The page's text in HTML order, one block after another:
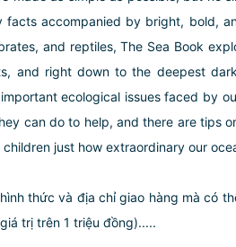
accompanied by bright, bold,
and reptiles, The Sea Book
and right down to the deepest
ecological issues faced by
can do to help, and there are tips
just how extraordinary our
thức và địa chỉ giao hàng mà có
trị trên 1 triệu đồng).....